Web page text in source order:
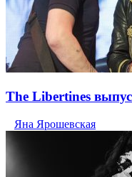
The Libertines
Яна Ярошевская